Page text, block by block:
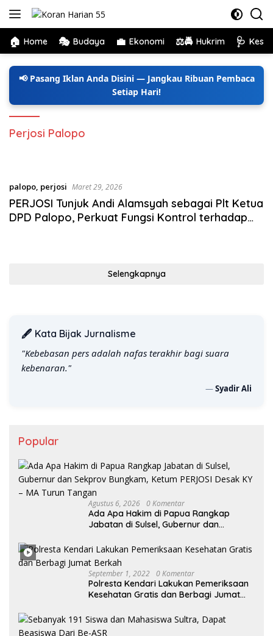
Langsung
🏠 Home 🎭 Budaya 💼 Ekonomi ⚖️🚔 Hukrim 🩺
📢 Pasang Iklan Anda Disini — Jangkau Ribuan Pembaca
Setiap Hari!
Perjosi Palopo
palopo, perjosi Maret 29, 2026
PERJOSI Tunjuk Andi Alamsyah sebagai Plt Ketua
DPD Palopo, Perkuat Fungsi Kontrol terhadap
Selengkapnya
🖋️ Kata Bijak Jurnalisme
"Wartawan hebat bukan yang cepat menulis, tapi yang
tajam menganalisis."
—Syadir Ali
Popular
Agustus 6, 2026 0 Komentar
Ada Apa Hakim di Papua Rangkap
Jabatan di Sulsel, Gubernur dan
Desak KY – MA Turun Tangan
September 1, 2022 0 Komentar
Polresta Kendari Lakukan Pemeriksaan
Kesehatan Gratis dan Berbagi Jumat